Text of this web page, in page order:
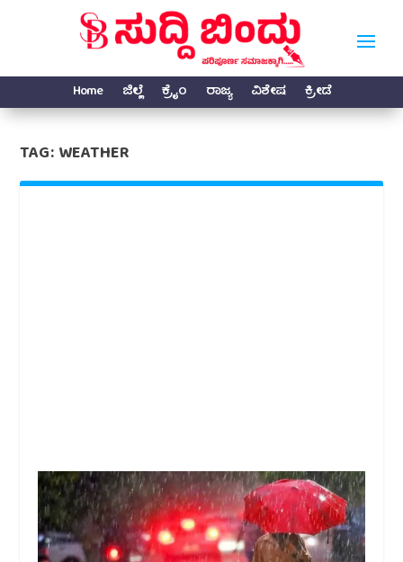
Home ಜಿಲ್ಲೆ ಕ್ರೈಂ ರಾಜ್ಯ ವಿಶೇಷ ಕ್ರೀಡೆ
TAG:WEATHER